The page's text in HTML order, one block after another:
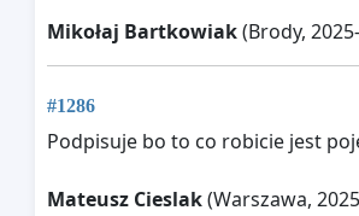
Mikołaj Bartkowiak(Brody,
#1286
Podpisuje bo to co robicie jest
Mateusz Cieslak(Warszawa,